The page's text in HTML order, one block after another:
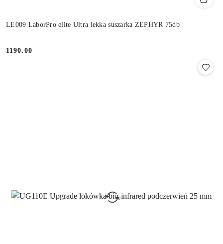
LE009 LaborPro elite Ultra lekka suszarka ZEPHYR 75db
Cena:
1190.00